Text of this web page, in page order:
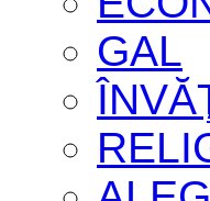
GAL